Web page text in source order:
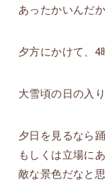
あったかいんだ
夕方にかけて、4
大雪頃の日の入
夕日を見るなら
もしくは立場に
敵な景色だなと思